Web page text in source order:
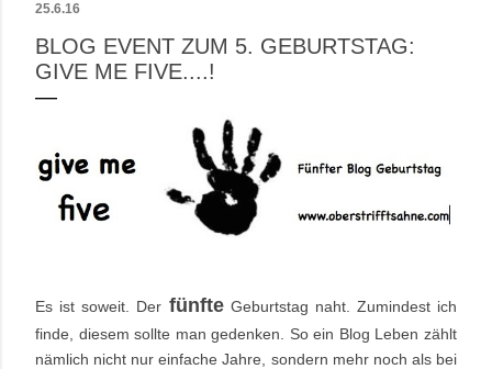
25.6.16
BLOG EVENT ZUM 5. GEBURTSTAG:
GIVE ME FIVE....!
Es ist soweit. Der fünfteGeburtstag naht. Zumindest ich
finde, diesem sollte man gedenken. So ein Blog Leben zählt
nämlich nicht nur einfache Jahre, sondern mehr noch als bei